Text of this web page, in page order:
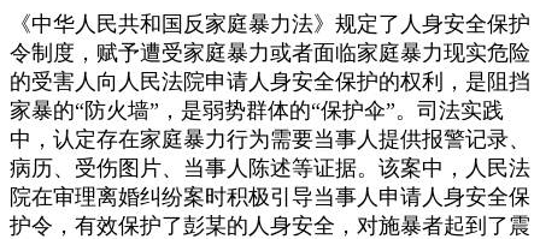
《中华人民共和国反家庭暴力法》规定了人身安全保护
令制度，赋予遭受家庭暴力或者面临家庭暴力现实危险
的受害人向人民法院申请人身安全保护的权利，是阻挡
家暴的“防火墙”，是弱势群体的“保护伞”。司法实践
中，认定存在家庭暴力行为需要当事人提供报警记录、
病历、受伤图片、当事人陈述等证据。该案中，人民法
院在审理离婚纠纷案时积极引导当事人申请人身安全保
护令，有效保护了彭某的人身安全，对施暴者起到了震